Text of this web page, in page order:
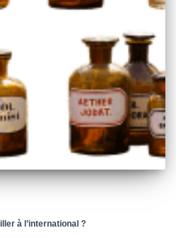
à l’international ?